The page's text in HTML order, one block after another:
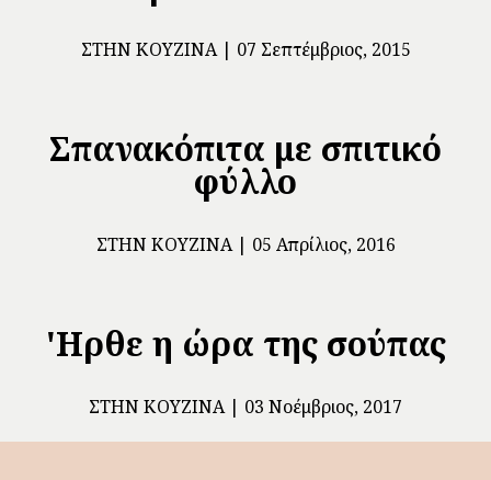
ΣΤΗΝ ΚΟΥΖΊΝΑ 07 Σεπτέμβριος, 2015
Σπανακόπιτα με σπιτικό
φύλλο
ΣΤΗΝ ΚΟΥΖΊΝΑ 05 Απρίλιος, 2016
'Ηρθε η ώρα της σούπας
ΣΤΗΝ ΚΟΥΖΊΝΑ 03 Νοέμβριος, 2017